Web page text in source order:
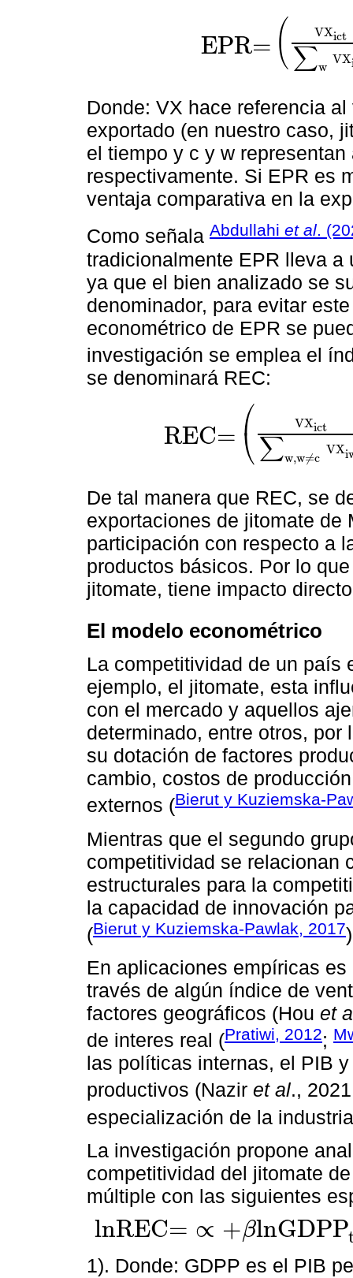
EPR= ( VXict
∑w
VX
EPR= VX ict∑wVX iwt∑kVX
Donde: VX hace referencia
exportado (en nuestro caso,
el tiempo y c y w
respectivamente. Si EPR es
ventaja comparativa en la
Como señala Abdullahi et al.
tradicionalmente EPR lleva
ya que el bien analizado se
denominador, para evitar
econométrico de EPR se
investigación se emplea el
se denominará REC:
REC= ⎛
⎝ VXict
∑w,w≠c
VX
REC=VXict∑w,w≠ VXiwt
De tal manera que REC, se
exportaciones de jitomate de
participación con respecto a
productos básicos. Por lo
jitomate, tiene impacto
El modelo econométrico
La competitividad de un país
ejemplo, el jitomate, esta
con el mercado y aquellos
determinado, entre otros,
su dotación de factores
cambio, costos de
externos (Bierut y Kuziemska-
Mientras que el segundo
competitividad se relacionan
estructurales para la
la capacidad de innovación
(Bierut y Kuziemska-Pawlak, 2017
En aplicaciones empíricas
través de algún índice de
factores geográficos (Hou et
de interes real (Pratiwi, 2012;
las políticas internas, el PIB
productivos (Nazir et al.,
especialización de la
La investigación propone
competitividad del jitomate
múltiple con las siguientes
lnREC= ∝ +βlnGDPP
lnREC=∝+βlnGDPP +γlnPRICEt+δTA t+θIPt+ρlnEt
1). Donde: GDPP es el PIB